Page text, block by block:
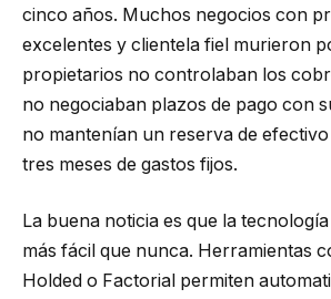
cinco años. Muchos negocios con
excelentes y clientela fiel murieron
propietarios no controlaban los
no negociaban plazos de pago con
no mantenían un reserva de
tres meses de gastos fijos.
La buena noticia es que la
más fácil que nunca. Herramientas
Holded o Factorial permiten